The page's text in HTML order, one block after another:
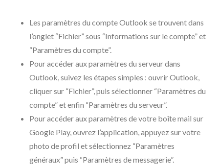
Les paramètres du compte Outlook se trouvent dans
l’onglet “Fichier” sous “Informations sur le compte” et
“Paramètres du compte”.
Pour accéder aux paramètres du serveur dans
Outlook, suivez les étapes simples : ouvrir Outlook,
cliquer sur “Fichier”, puis sélectionner “Paramètres du
compte” et enfin “Paramètres du serveur”.
Pour accéder aux paramètres de votre boîte mail sur
Google Play, ouvrez l’application, appuyez sur votre
photo de profil et sélectionnez “Paramètres
généraux” puis “Paramètres de messagerie”.